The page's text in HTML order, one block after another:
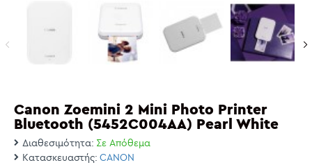
Canon Zoemini 2 Mini Photo Printer
Bluetooth (5452C004AA) Pearl White
Διαθεσιμότητα: Σε Απόθεμα
Κατασκευαστής: CANON